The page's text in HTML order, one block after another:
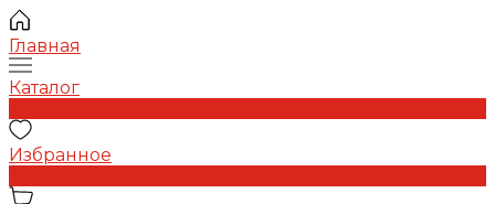
Главная
Каталог
Избранное